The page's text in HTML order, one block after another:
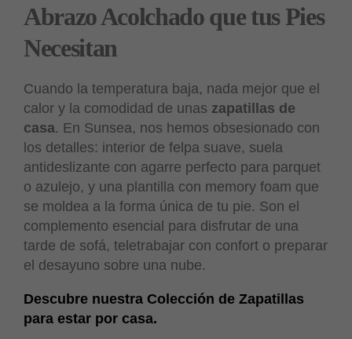
Abrazo Acolchado que tus Pies
Necesitan
Cuando la temperatura baja, nada mejor que el
calor y la comodidad de unas zapatillas de
casa. En Sunsea, nos hemos obsesionado con
los detalles: interior de felpa suave, suela
antideslizante con agarre perfecto para parquet
o azulejo, y una plantilla con memory foam que
se moldea a la forma única de tu pie. Son el
complemento esencial para disfrutar de una
tarde de sofá, teletrabajar con confort o preparar
el desayuno sobre una nube.
Descubre nuestra Colección de Zapatillas
para estar por casa.